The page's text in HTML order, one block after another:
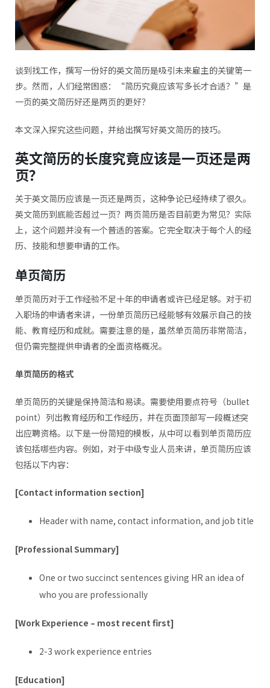
谈到找工作，撰写一份好的英文简历是吸引未来雇主的关键第一
步。然而，人们经常困惑：“简历究竟应该写多长才合适？”是
一页的英文简历好还是两页的更好？
本文深入探究这些问题，并给出撰写好英文简历的技巧。
英文简历的长度究竟应该是一页还是两
页？
关于英文简历应该是一页还是两页，这种争论已经持续了很久。
英文简历到底能否超过一页？两页简历是否目前更为常见？实际
上，这个问题并没有一个普适的答案。它完全取决于每个人的经
历、技能和想要申请的工作。
单页简历
单页简历对于工作经验不足十年的申请者或许已经足够。对于初
入职场的申请者来讲，一份单页简历已经能够有效展示自己的技
能、教育经历和成就。需要注意的是，虽然单页简历非常简洁，
但仍需完整提供申请者的全面资格概况。
单页简历的格式
单页简历的关键是保持简洁和易读。需要使用要点符号（bullet
point）列出教育经历和工作经历，并在页面顶部写一段概述突
出应聘资格。以下是一份简短的模板，从中可以看到单页简历应
该包括哪些内容。例如，对于中级专业人员来讲，单页简历应该
包括以下内容：
[Contact information section]
Header with name, contact information, and job title
[Professional Summary]
One or two succinct sentences giving HR an idea of
who you are professionally
[Work Experience – most recent first]
2-3 work experience entries
[Education]